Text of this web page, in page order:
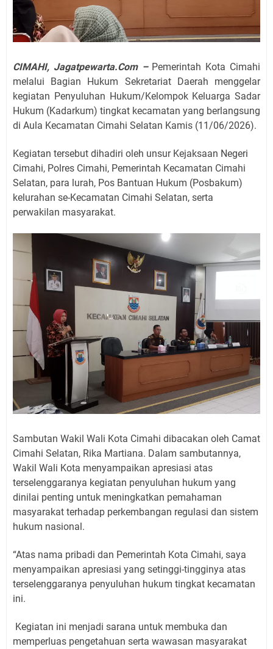
CIMAHI, Jagatpewarta.Com – Pemerintah Kota Cimahi
melalui Bagian Hukum Sekretariat Daerah menggelar
kegiatan Penyuluhan Hukum/Kelompok Keluarga Sadar
Hukum (Kadarkum) tingkat kecamatan yang berlangsung
di Aula Kecamatan Cimahi Selatan Kamis (11/06/2026).
Kegiatan tersebut dihadiri oleh unsur Kejaksaan Negeri
Cimahi, Polres Cimahi, Pemerintah Kecamatan Cimahi
Selatan, para lurah, Pos Bantuan Hukum (Posbakum)
kelurahan se-Kecamatan Cimahi Selatan, serta
perwakilan masyarakat.
Sambutan Wakil Wali Kota Cimahi dibacakan oleh Camat
Cimahi Selatan, Rika Martiana. Dalam sambutannya,
Wakil Wali Kota menyampaikan apresiasi atas
terselenggaranya kegiatan penyuluhan hukum yang
dinilai penting untuk meningkatkan pemahaman
masyarakat terhadap perkembangan regulasi dan sistem
hukum nasional.
“Atas nama pribadi dan Pemerintah Kota Cimahi, saya
menyampaikan apresiasi yang setinggi-tingginya atas
terselenggaranya penyuluhan hukum tingkat kecamatan
ini.
Kegiatan ini menjadi sarana untuk membuka dan
memperluas pengetahuan serta wawasan masyarakat